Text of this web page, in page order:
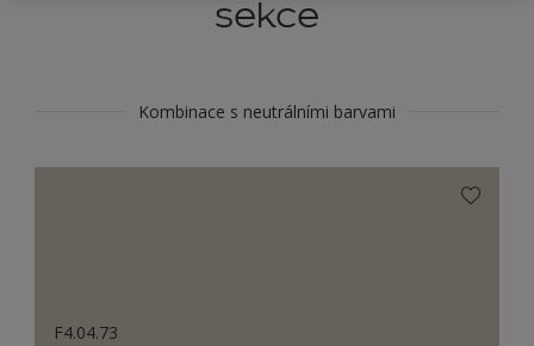
sekce
Kombinace s neutrálními barvami
F4.04.73